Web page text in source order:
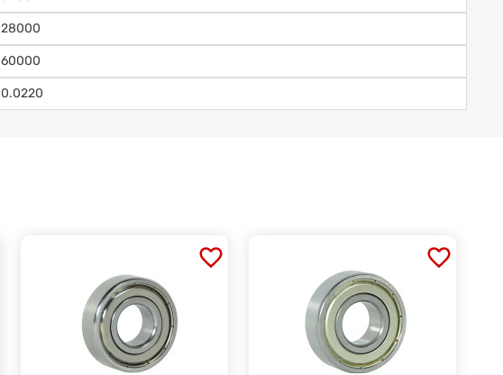
28000
60000
0.0220